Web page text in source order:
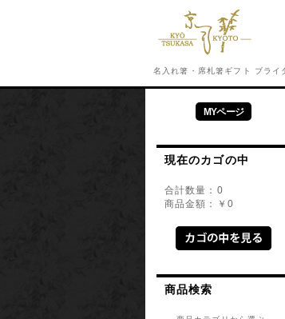
名入れ箸・席札箸ギフト ブラ
MYページ
現在のカゴの中
合計数量： 0
商品金額：
￥0
商品検索